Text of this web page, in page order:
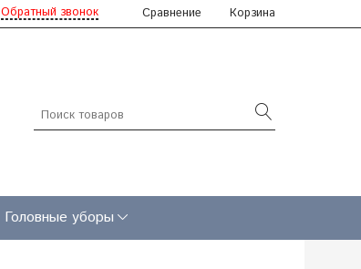
Обратный звонок Сравнение Корзина
Головные уборы